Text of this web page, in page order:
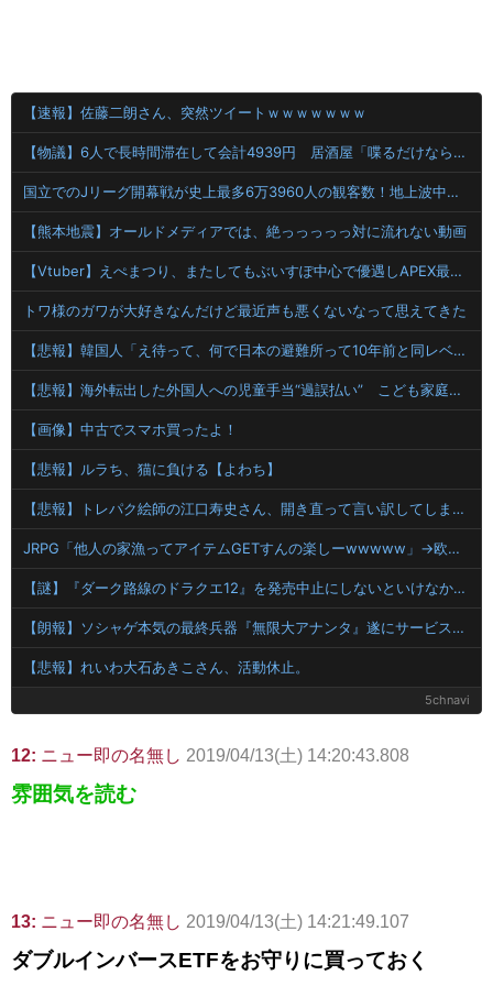
【速報】佐藤二朗さん、突然ツイートｗｗｗｗｗｗｗ
【物議】6人で長時間滞在して会計4939円 居酒屋「喋るだけなら公園に行って」
国立でのJリーグ開幕戦が史上最多6万3960人の観客数！地上波中継＆劇的な試合展開でSNSでも話題に
【熊本地震】オールドメディアでは、絶っっっっっ対に流れない動画
【Vtuber】えぺまつり、またしてもぶいすぽ中心で優遇しAPEX最大勢力のにじさんじライバーをガン無視する「にじにはそんな余裕はないよな」
トワ様のガワが大好きなんだけど最近声も悪くないなって思えてきた
【悲報】韓国人「え待って、何で日本の避難所って10年前と同レベルなの(ドン引き
【悲報】海外転出した外国人への児童手当“過誤払い” こども家庭庁「不正受給の件数・総額は把握していない」
【画像】中古でスマホ買ったよ！
【悲報】ルラち、猫に負ける【よわち】
【悲報】トレパク絵師の江口寿史さん、開き直って言い訳してしまう。全く反省してないと話題に
JRPG「他人の家漁ってアイテムGETすんの楽しーwwwww」→欧米で馬鹿にされてしまう
【謎】『ダーク路線のドラクエ12』を発売中止にしないといけなかった理由ってガチでなに？とりあえすだせばいいやん
【朗報】ソシャゲ本気の最終兵器『無限大アナンタ』遂にサービス開始へwwww
【悲報】れいわ大石あきこさん、活動休止。
5chnavi
12: ニュー即の名無し 2019/04/13(土) 14:20:43.808
雰囲気を読む
13: ニュー即の名無し 2019/04/13(土) 14:21:49.107
ダブルインバースETFをお守りに買っておく